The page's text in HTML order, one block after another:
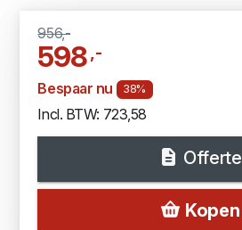
956,-
598 ,-
Bespaar nu 38%
Incl. BTW: 723,58
Offerte
Kopen